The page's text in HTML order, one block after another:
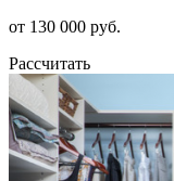
от 130 000 руб.
Рассчитать